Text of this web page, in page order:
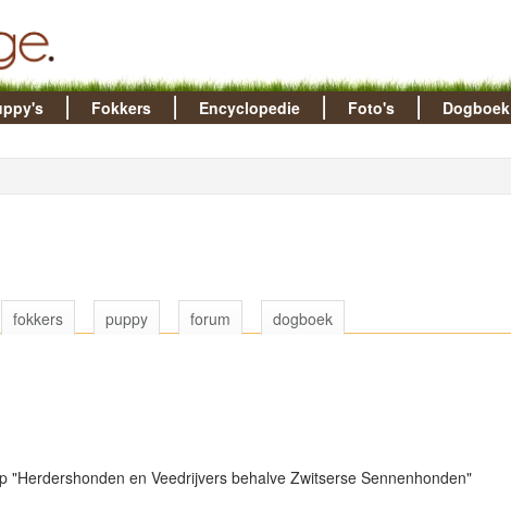
Fokkers Encyclopedie Foto's Dogboek
fokkers puppy forum dogboek
"Herdershonden en Veedrijvers behalve Zwitserse Sennenhonden"